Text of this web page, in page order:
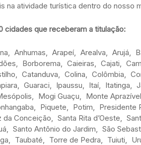
na atividade turística dentro do nosso
cidades que receberam a titulação:
Anhumas, Arapeí, Arealva, Arujá,
Borborema, Caieiras, Cajati,
Catanduva, Colina, Colômbia,
Guaraci, Ipaussu, Itaí, Itatinga,
Mogi Guaçu, Monte
Piquete, Potim, Presidente
da Conceição, Santa Rita d’Oeste,
Santo Antônio do Jardim, São
Taubaté, Torre de Pedra, Tuiuti,